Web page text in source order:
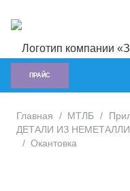
ПРАЙС
Главная / МТЛБ /
ДЕТАЛИ ИЗ
/ Окантовка